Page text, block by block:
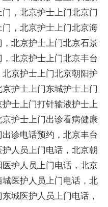
，北京护士上门北京门
，北京护士上门北京海
北京护士上门北京石景
北京护士上门北京丰台
京护士上门北京朝阳护
护士上门东城护士上门
士上门打针输液护士上
护士上门出诊看病健康
诊电话预约，北京丰台
人员上门电话，北京朝
护人员上门电话，北京
医护人员上门电话，北
城医护人员上门电话，